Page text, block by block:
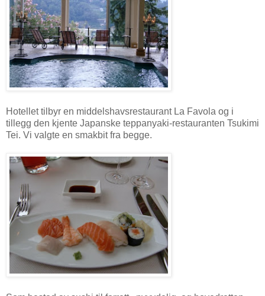
Hotellet tilbyr en middelshavsrestaurant La Favola og i
tillegg den kjente Japanske teppanyaki-restauranten Tsukimi
Tei. Vi valgte en smakbit fra begge.